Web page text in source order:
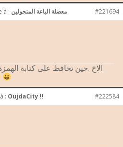
à : معضلة الباعة المتجولين #221694
الاخ .حين تحافظ على كتابة
: OujdaCity !! #222584